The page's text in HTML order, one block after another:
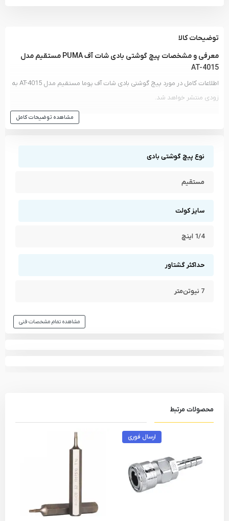
توضیحات کالا
معرفی و مشخصات پیچ گوشتی بادی شات آف PUMA مستقیم مدل
AT-4015
اطلاعات کامل در مورد پیچ گوشتی بادی شات آف پوما مستقیم مدل AT-4015 به
زودی منتشر خواهد شد.
مشاهده توضیحات کامل
نوع پیچ گوشتی بادی
مستقیم
سایز کولت
1/4 اینچ
حداکثر گشتاور
7 نیوتن‌متر
مشاهده تمام مشخصات فنی
محصولات مرتبط
ارسال فوری